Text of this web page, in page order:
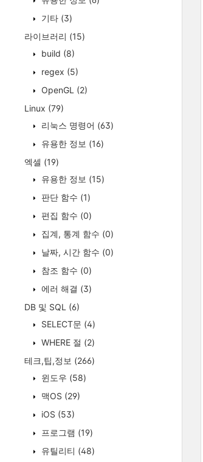
기타 (3)
라이브러리 (15)
build (8)
regex (5)
OpenGL (2)
Linux (79)
리눅스 명령어 (63)
유용한 정보 (16)
엑셀 (19)
유용한 정보 (15)
판단 함수 (1)
편집 함수 (0)
집계, 통계 함수 (0)
날짜, 시간 함수 (0)
참조 함수 (0)
에러 해결 (3)
DB 및 SQL (6)
SELECT문 (4)
WHERE 절 (2)
테크,팁,정보 (266)
윈도우 (58)
맥OS (29)
iOS (53)
프로그램 (19)
유틸리티 (48)